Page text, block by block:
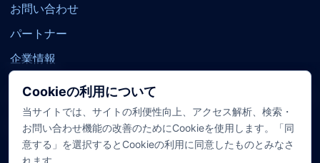
お問い合わせ
パートナー
企業情報
公式SNS YouTubeXFacebookTikTok
Cookieの利用について
当サイトでは、サイトの利便性向上、アクセス解析、検索・
お問い合わせ機能の改善のためにCookieを使用します。「同
意する」を選択するとCookieの利用に同意したものとみなさ
れます。